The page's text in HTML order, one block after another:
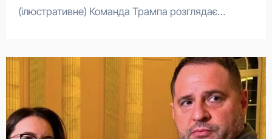
(ілюстративне) Команда Трампа розглядає…